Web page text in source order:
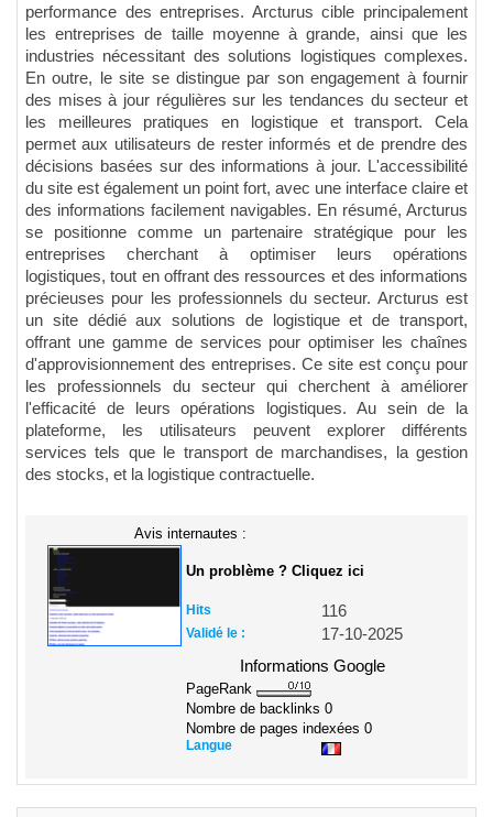
performance des entreprises. Arcturus cible principalement
les entreprises de taille moyenne à grande, ainsi que les
industries nécessitant des solutions logistiques complexes.
En outre, le site se distingue par son engagement à fournir
des mises à jour régulières sur les tendances du secteur et
les meilleures pratiques en logistique et transport. Cela
permet aux utilisateurs de rester informés et de prendre des
décisions basées sur des informations à jour. L'accessibilité
du site est également un point fort, avec une interface claire et
des informations facilement navigables. En résumé, Arcturus
se positionne comme un partenaire stratégique pour les
entreprises cherchant à optimiser leurs opérations
logistiques, tout en offrant des ressources et des informations
précieuses pour les professionnels du secteur. Arcturus est
un site dédié aux solutions de logistique et de transport,
offrant une gamme de services pour optimiser les chaînes
d'approvisionnement des entreprises. Ce site est conçu pour
les professionnels du secteur qui cherchent à améliorer
l'efficacité de leurs opérations logistiques. Au sein de la
plateforme, les utilisateurs peuvent explorer différents
services tels que le transport de marchandises, la gestion
des stocks, et la logistique contractuelle.
Avis internautes :
Un problème ? Cliquez ici
Hits 116
Validé le :
17-10-2025
Informations Google
PageRank
Nombre de backlinks 0
Nombre de pages indexées 0
Langue